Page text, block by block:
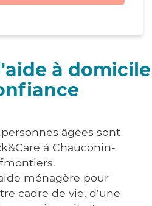
à domicile
âgées sont
à Chauconin-
ménagère pour
cadre de vie, d'une